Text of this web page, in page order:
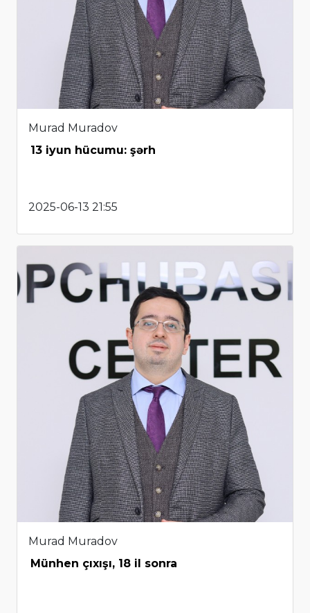
Murad Muradov
13 iyun hücumu: şərh
2025-06-13 21:55
Murad Muradov
Münhen çıxışı, 18 il sonra